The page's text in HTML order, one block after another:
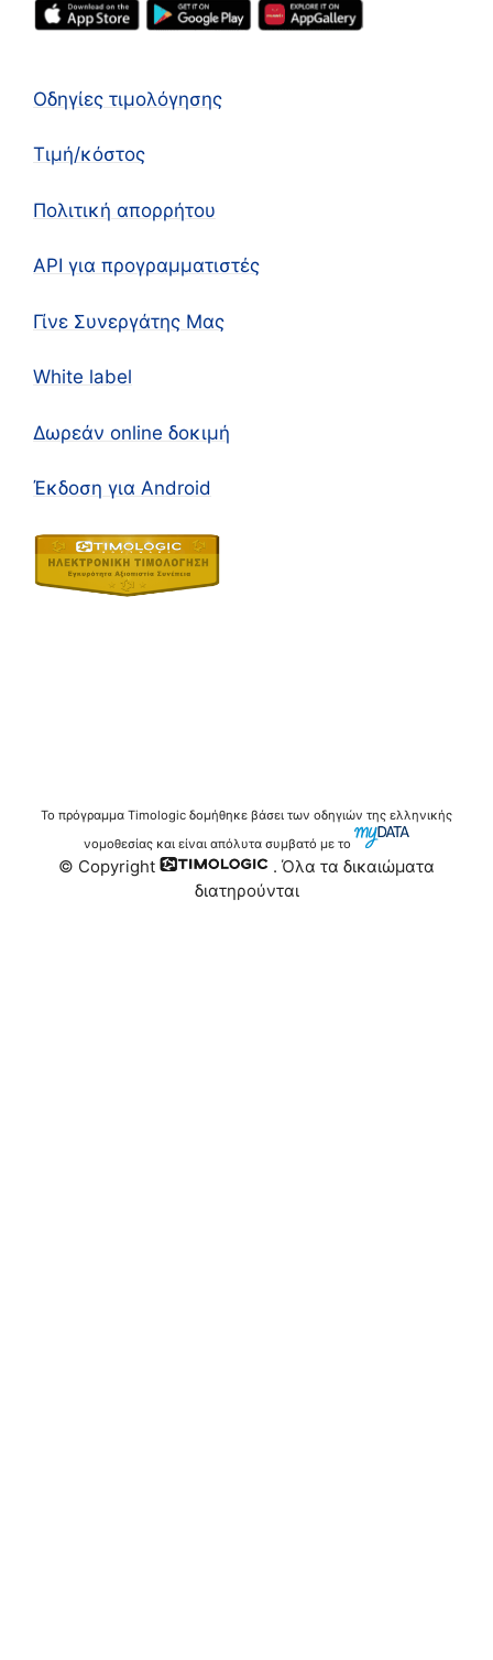
Οδηγίες τιμολόγησης
Τιμή/κόστος
Πολιτική απορρήτου
API για προγραμματιστές
Γίνε Συνεργάτης Μας
White label
Δωρεάν online δοκιμή
Έκδοση για Android
Το πρόγραμμα Timologic δομήθηκε βάσει των οδηγιών της ελληνικής
νομοθεσίας και είναι απόλυτα συμβατό με το
© Copyright
. Όλα τα δικαιώματα
διατηρούνται